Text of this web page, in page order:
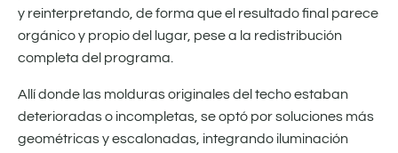
y reinterpretando, de forma que el resultado final parece
orgánico y propio del lugar, pese a la redistribución
completa del programa.
Allí donde las molduras originales del techo estaban
deterioradas o incompletas, se optó por soluciones más
geométricas y escalonadas, integrando iluminación